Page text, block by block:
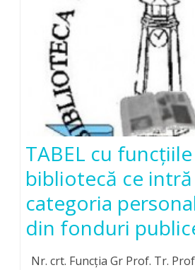
TABEL cu
bibliotecă ce
categoria
din fonduri
Nr. crt. Funcţia Gr Prof. Tr.